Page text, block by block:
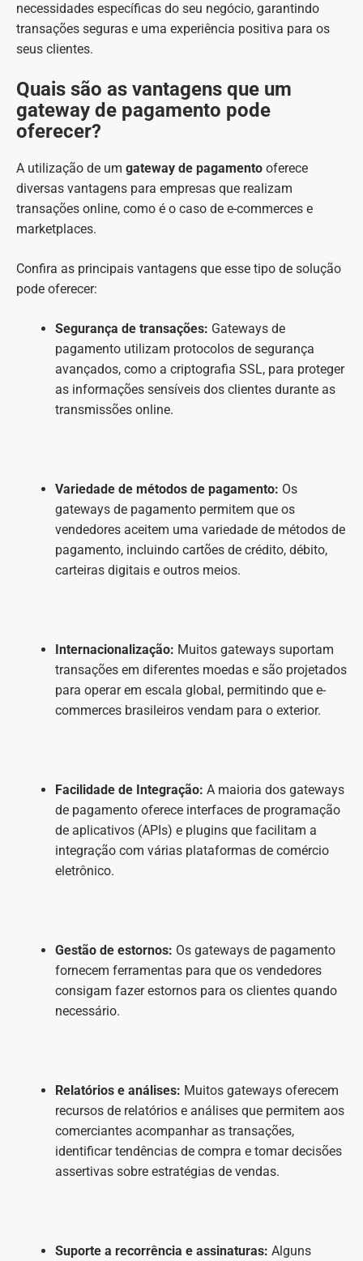
necessidades específicas do seu negócio, garantindo
transações seguras e uma experiência positiva para os
seus clientes.
Quais são as vantagens que um
gateway de pagamento pode
oferecer?
A utilização de um gateway de pagamento oferece
diversas vantagens para empresas que realizam
transações online, como é o caso de e-commerces e
marketplaces.
Confira as principais vantagens que esse tipo de solução
pode oferecer:
Segurança de transações: Gateways de
pagamento utilizam protocolos de segurança
avançados, como a criptografia SSL, para proteger
as informações sensíveis dos clientes durante as
transmissões online.
Variedade de métodos de pagamento: Os
gateways de pagamento permitem que os
vendedores aceitem uma variedade de métodos de
pagamento, incluindo cartões de crédito, débito,
carteiras digitais e outros meios.
Internacionalização: Muitos gateways suportam
transações em diferentes moedas e são projetados
para operar em escala global, permitindo que e-
commerces brasileiros vendam para o exterior.
Facilidade de Integração: A maioria dos gateways
de pagamento oferece interfaces de programação
de aplicativos (APIs) e plugins que facilitam a
integração com várias plataformas de comércio
eletrônico.
Gestão de estornos: Os gateways de pagamento
fornecem ferramentas para que os vendedores
consigam fazer estornos para os clientes quando
necessário.
Relatórios e análises: Muitos gateways oferecem
recursos de relatórios e análises que permitem aos
comerciantes acompanhar as transações,
identificar tendências de compra e tomar decisões
assertivas sobre estratégias de vendas.
Suporte a recorrência e assinaturas: Alguns